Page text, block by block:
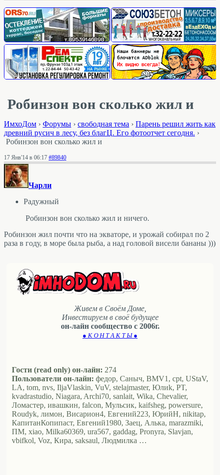
Робинзон вон сколько жил и
ИмхоДом › Форумы › свободная тема › Парень решил жить как
древний русич в лесу, без благЦ. Его фотоотчет сегодня. ›
Робинзон вон сколько жил и
17 Янв'14 в 06:17 #89840
Чарли
Радужный
Робинзон вон сколько жил и ничего.
Робинзон жил почти что на экваторе, и урожай собирал по 2
раза в году, в море была рыба, а над головой висели бананы )))
Живем в Своём Доме,
Инвестируем в своё будущее
он-лайн сообщество с 2006г.
● К О Н Т А К Т Ы ●
Гости (read only) он-лайн: 274
Пользователи он-лайн: федор, Саныч, BMV1, cpt, UStaV,
LA, tom, nvs, IljaVlaskin, VuV, stelajmaster, Юлиk, PT,
kvadrastudio, Niagara, Archi70, sanlait, Wika, Chevalier,
Ломастер, ивашкин, falcon, Мульсик, kaifsheg, powersure,
Roudyk, лимон, Висариoн4, Евгений223, ЮрийН, nikitap,
КапитанКопипаст, Евгений1980, Заец, Алька, marazmiki,
ПМ, xiao, Milka60369, ura567, gaddag, Pronyra, Slavjan,
vbifkol, Voz, Кира, saksaul, Людмилка …